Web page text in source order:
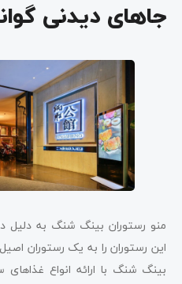
جاهای دیدنی
منو رستوران بینگ شنگ به
این رستوران را به یک رستوران
بینگ شنگ با ارائه انواع